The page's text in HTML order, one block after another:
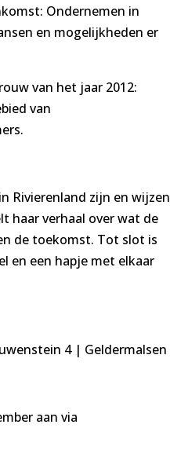
Ondernemen in
en mogelijkheden er
van het jaar 2012:
van
Rivierenland zijn en wijzen
haar verhaal over wat de
de toekomst. Tot slot is
en een hapje met elkaar
4 | Geldermalsen
aan via